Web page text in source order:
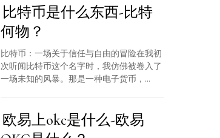
比特币是什么东西-比特
何物？
比特币：一场关于信任与自由的冒险在我初
次听闻比特币这个名字时，我仿佛被卷入了
一场未知的风暴。那是一种电子货币，...
欧易上okc是什么-欧易